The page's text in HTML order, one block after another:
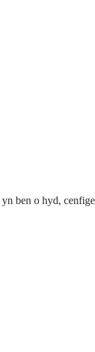
ben o hyd,